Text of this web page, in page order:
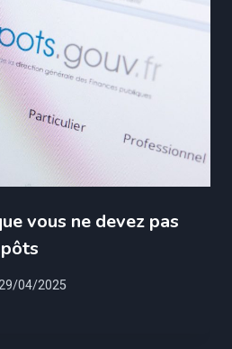
vous ne devez pas
04/2025